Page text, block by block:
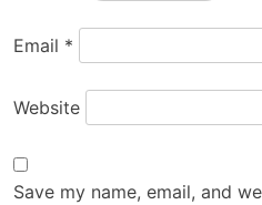
Email *
Website
Save my name, email, and